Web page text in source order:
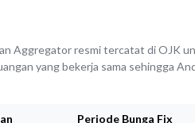
Aggregator resmi tercatat di OJK
yang bekerja sama sehingga
Periode Bunga Fix